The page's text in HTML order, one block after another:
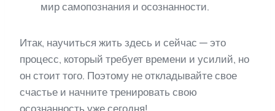
мир самопознания и осознанности.
Итак, научиться жить здесь и сейчас — это
процесс, который требует времени и усилий, но
он стоит того. Поэтому не откладывайте свое
счастье и начните тренировать свою